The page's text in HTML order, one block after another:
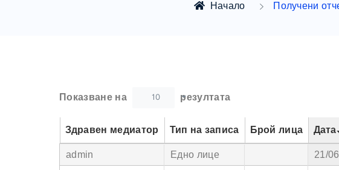
Начало Получени
Показване на 10 резултата
Здравен медиатор Тип на записа Брой лица Дата
admin Едно лице 21/